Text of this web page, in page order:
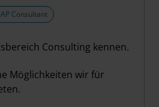
Consultant
Consulting kennen.
Möglichkeiten wir für